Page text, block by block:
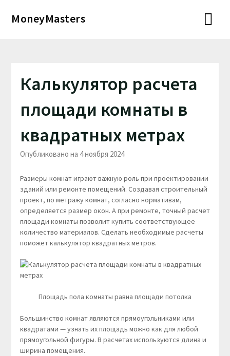
MoneyMasters
Калькулятор расчета
площади комнаты в
квадратных метрах
Опубликовано на 4 ноября 2024
Размеры комнат играют важную роль при проектировании
зданий или ремонте помещений. Создавая строительный
проект, по метражу комнат, согласно нормативам,
определяется размер окон. А при ремонте, точный расчет
площади комнаты позволит купить соответствующее
количество материалов. Сделать необходимые расчеты
поможет калькулятор квадратных метров.
Площадь пола комнаты равна площади потолка
Большинство комнат являются прямоугольниками или
квадратами — узнать их площадь можно как для любой
прямоугольной фигуры. В расчетах используются длина и
ширина помещения.